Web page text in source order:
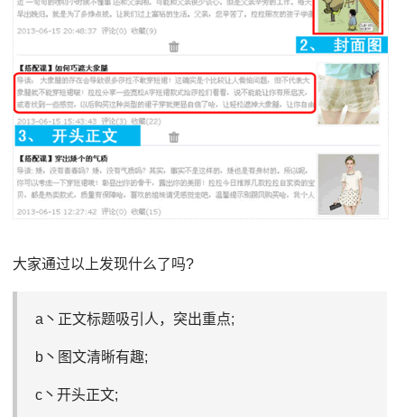
大家通过以上发现什么了吗?
a丶正文标题吸引人，突出重点;
b丶图文清晰有趣;
c丶开头正文;